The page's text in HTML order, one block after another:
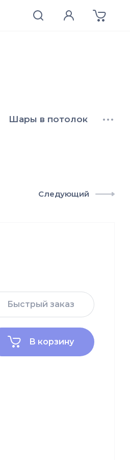
Шары в потолок •••
Следующий
В корзину
Быстрый заказ